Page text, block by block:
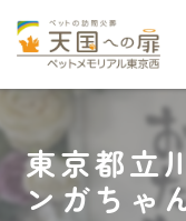
東京都立
ンガちゃ